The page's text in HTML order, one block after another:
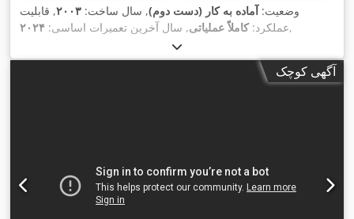
وضعیت:آماده به کار (دست دوم), سال ساخت: ۲۰۰۳, قابلیت
عملکرد:کاملاً عملیاتی, سال آخرین تعمیرات اساسی: ۲۰۲۴ ,
آگهی کوچک